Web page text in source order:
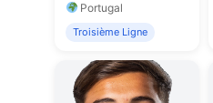
Portugal
Troisième Ligne